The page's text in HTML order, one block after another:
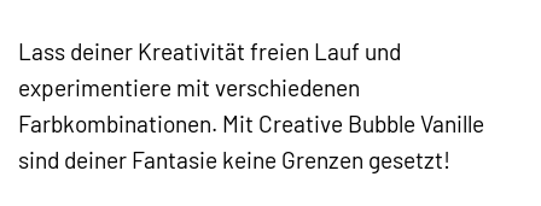
Lass deiner Kreativität freien Lauf und
experimentiere mit verschiedenen
Farbkombinationen. Mit Creative Bubble Vanille
sind deiner Fantasie keine Grenzen gesetzt!